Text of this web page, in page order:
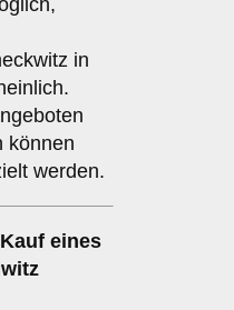
in
können
werden.
eines